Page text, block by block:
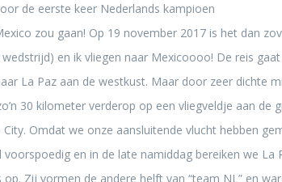
de eerste keer Nederlands kampioen
zou gaan! Op 19 november 2017 is het dan
en ik vliegen naar Mexicoooo! De reis gaat
La Paz aan de westkust. Maar door zeer dichte
30 kilometer verderop op een vliegveldje aan de
Omdat we onze aansluitende vlucht hebben
en in de late namiddag bereiken we La
Zij vormen de andere helft van “team NL” en